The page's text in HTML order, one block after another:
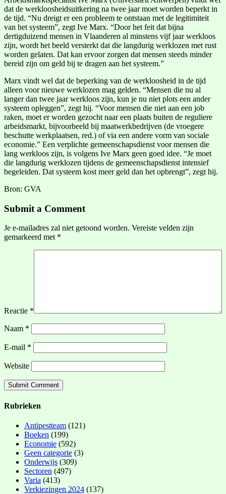
dat de werkloosheidsuitkering na twee jaar moet worden beperkt in
de tijd. “Nu dreigt er een probleem te ontstaan met de legitimiteit
van het systeem”, zegt Ive Marx. “Door het feit dat bijna
dertigduizend mensen in Vlaanderen al minstens vijf jaar werkloos
zijn, wordt het beeld versterkt dat die langdurig werklozen met rust
worden gelaten. Dat kan ervoor zorgen dat mensen steeds minder
bereid zijn om geld bij te dragen aan het systeem.”
Marx vindt wel dat de beperking van de werkloosheid in de tijd
alleen voor nieuwe werklozen mag gelden. “Mensen die nu al
langer dan twee jaar werkloos zijn, kun je nu niet plots een ander
systeem opleggen”, zegt hij. “Voor mensen die niet aan een job
raken, moet er worden gezocht naar een plaats buiten de reguliere
arbeidsmarkt, bijvoorbeeld bij maatwerkbedrijven (de vroegere
beschutte werkplaatsen, red.) of via een andere vorm van sociale
economie.” Een verplichte gemeenschapsdienst voor mensen die
lang werkloos zijn, is volgens Ive Marx geen goed idee. “Je moet
die langdurig werklozen tijdens de gemeenschapsdienst intensief
begeleiden. Dat systeem kost meer geld dan het opbrengt”, zegt hij.
Bron: GVA
Submit a Comment
Je e-mailadres zal niet getoond worden. Vereiste velden zijn
gemarkeerd met *
Reactie *
Naam *
E-mail *
Website
Rubrieken
Antipestteam (121)
Boeken (199)
Economie (592)
Geen categorie (3)
Onderwijs (309)
Sectoren (497)
Varia (413)
Verkiezingen 2024 (137)